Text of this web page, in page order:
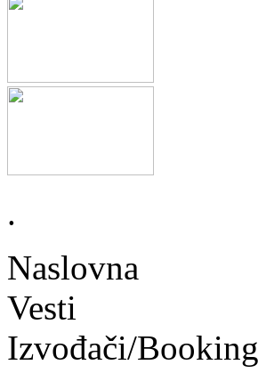
.
Naslovna
Vesti
Izvođači/Booking